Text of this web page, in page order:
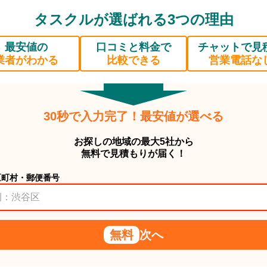
タスクルが選ばれる3つの理由
最安値の
者がわかる
口コミと料金で
比較できる
チャットで見
営業電話な
30秒で入力完了！最安値が選べる
お探しの地域の最大5社から
無料で見積もりが届く！
村・郵便番号
無料 次へ